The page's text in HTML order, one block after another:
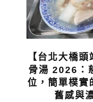
【台北大橋
骨湯 2026：
位，簡單樸實
舊感與